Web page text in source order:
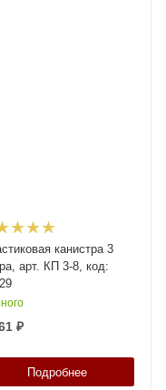
канистра 3
арт. КП 3-8, код:
₽
Подробнее